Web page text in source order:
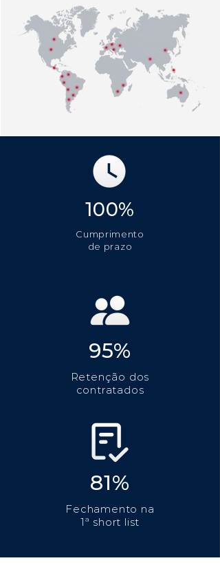
100%
Cumprimento
de prazo
95%
Retenção dos
contratados
81%
Fechamento na
1ª short list